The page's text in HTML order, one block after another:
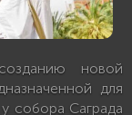
новой
для
собора Саграда